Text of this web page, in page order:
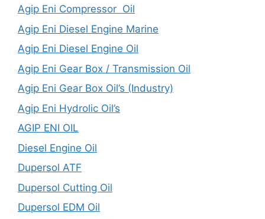
Agip Eni Compressor Oil
Agip Eni Diesel Engine Marine
Agip Eni Diesel Engine Oil
Agip Eni Gear Box / Transmission Oil
Agip Eni Gear Box Oil’s (Industry)
Agip Eni Hydrolic Oil’s
AGIP ENI OIL
Diesel Engine Oil
Dupersol ATF
Dupersol Cutting Oil
Dupersol EDM Oil